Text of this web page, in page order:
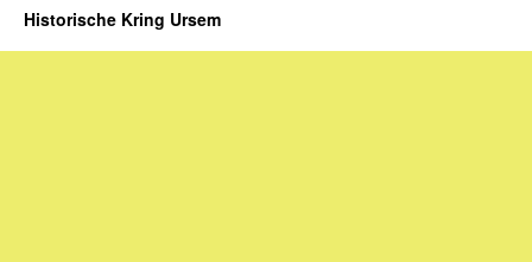
Historische Kring Ursem